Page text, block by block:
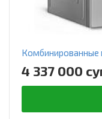
Комбинированные
4 337 000